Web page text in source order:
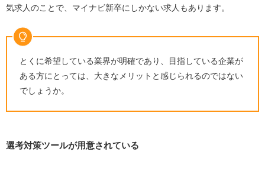
セミナーや研修を受講できる
マイナビ新卒紹介を利用するデメリット
キャリアアドバイザーの質にばらつきがある
希望条件に合わない求人を紹介される
自分の強み・弱みを知りたい人
気求人のことで、マイナビ新卒にしかない求人もあります。
とくに希望している業界が明確であり、目指している企業が
ある方にとっては、大きなメリットと感じられるのではない
でしょうか。
選考対策ツールが用意されている